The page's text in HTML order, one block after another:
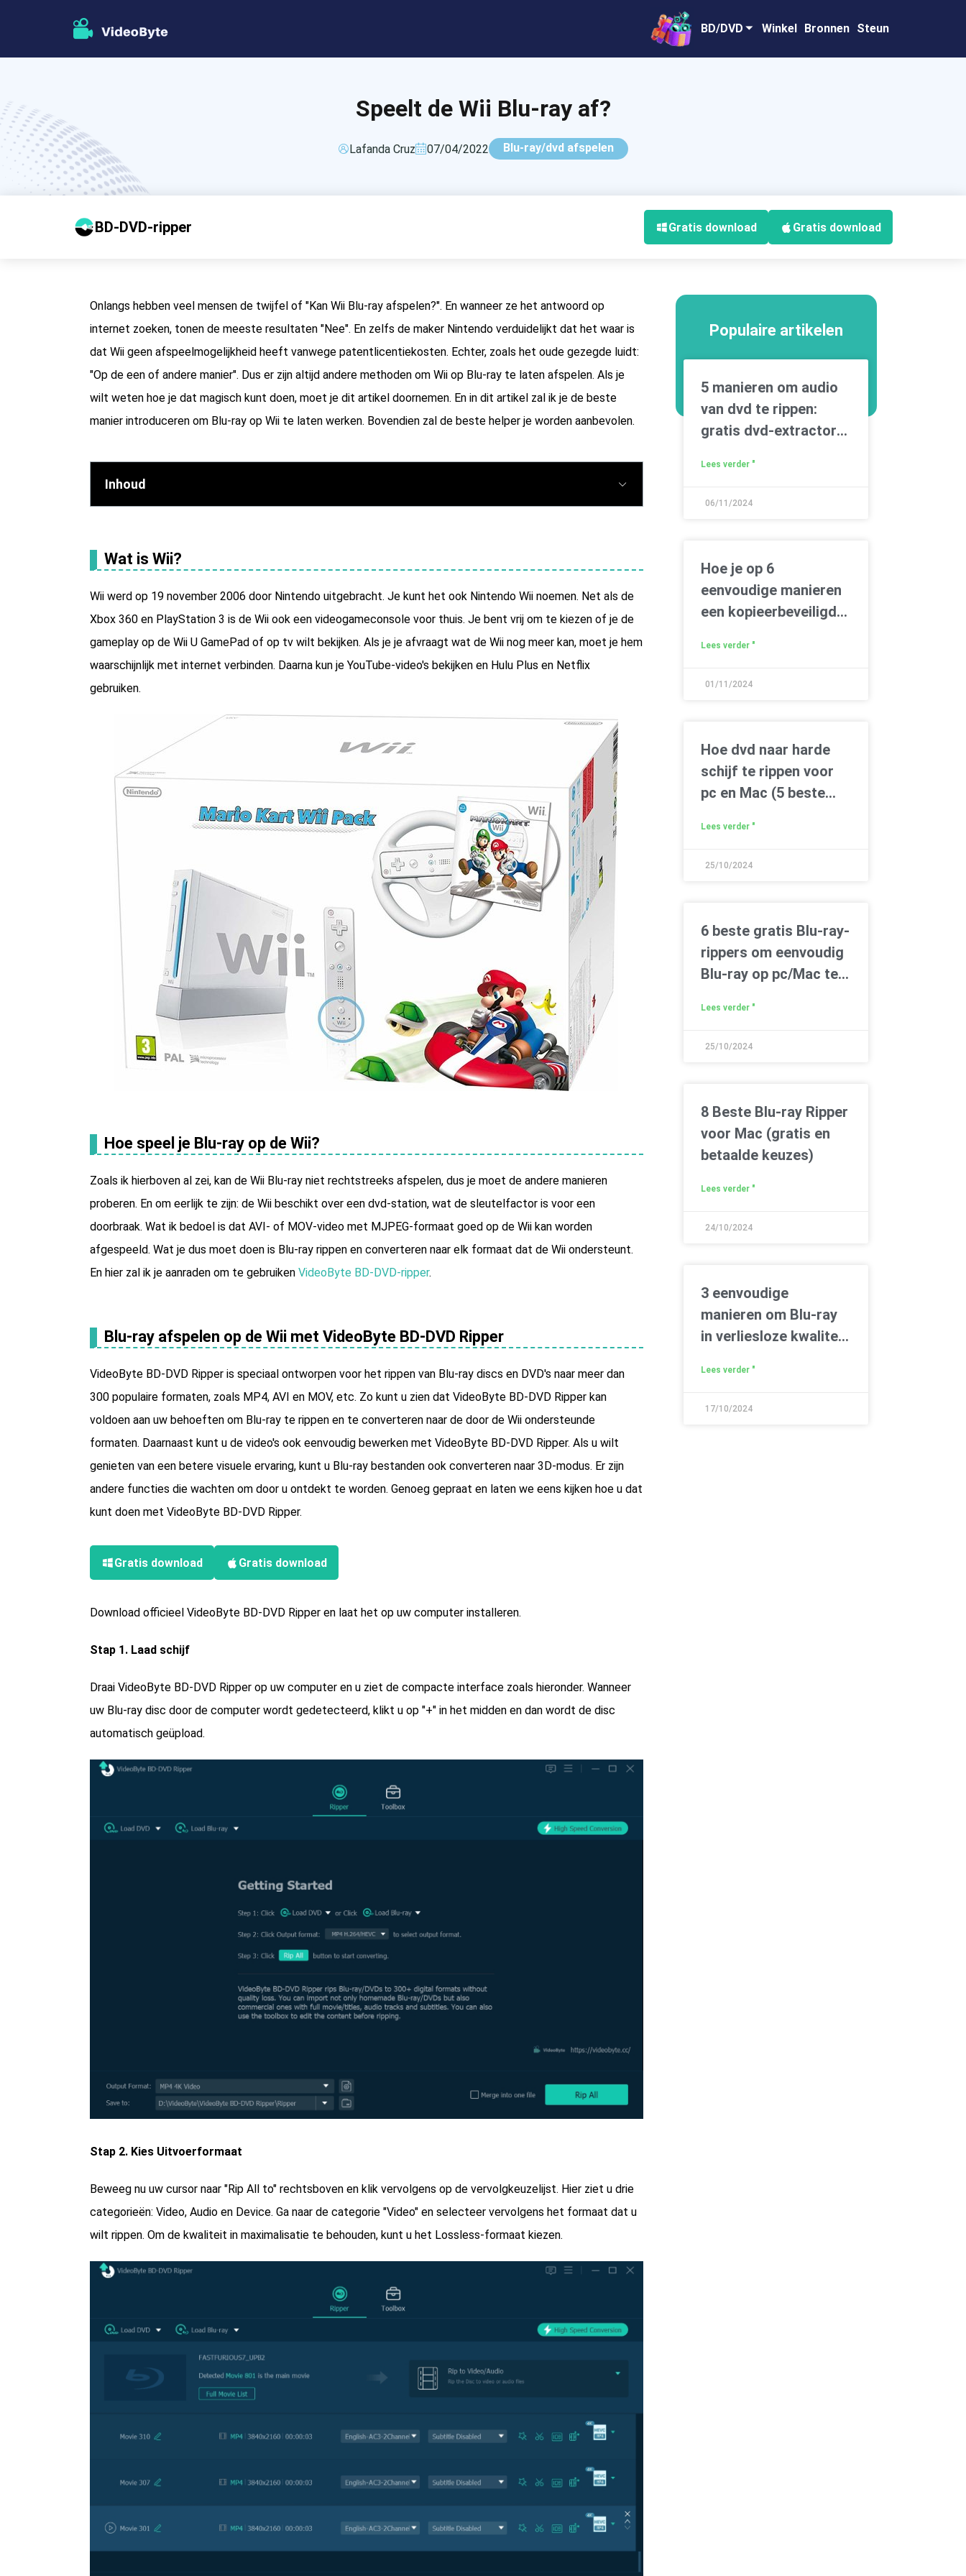
BD/DVD Winkel Bronnen Steun
Speelt de Wii Blu-ray af?
Lafanda Cruz 07/04/2022 Blu-ray/dvd afspelen
BD-DVD-ripper Gratis download Gratis download
Onlangs hebben veel mensen de twijfel of "Kan Wii Blu-ray afspelen?". En wanneer ze het antwoord op
internet zoeken, tonen de meeste resultaten "Nee". En zelfs de maker Nintendo verduidelijkt dat het waar is
dat Wii geen afspeelmogelijkheid heeft vanwege patentlicentiekosten. Echter, zoals het oude gezegde luidt:
"Op de een of andere manier". Dus er zijn altijd andere methoden om Wii op Blu-ray te laten afspelen. Als je
wilt weten hoe je dat magisch kunt doen, moet je dit artikel doornemen. En in dit artikel zal ik je de beste
manier introduceren om Blu-ray op Wii te laten werken. Bovendien zal de beste helper je worden aanbevolen.
Inhoud
Wat is Wii?
Wii werd op 19 november 2006 door Nintendo uitgebracht. Je kunt het ook Nintendo Wii noemen. Net als de
Xbox 360 en PlayStation 3 is de Wii ook een videogameconsole voor thuis. Je bent vrij om te kiezen of je de
gameplay op de Wii U GamePad of op tv wilt bekijken. Als je je afvraagt wat de Wii nog meer kan, moet je hem
waarschijnlijk met internet verbinden. Daarna kun je YouTube-video's bekijken en Hulu Plus en Netflix
gebruiken.
Hoe speel je Blu-ray op de Wii?
Zoals ik hierboven al zei, kan de Wii Blu-ray niet rechtstreeks afspelen, dus je moet de andere manieren
proberen. En om eerlijk te zijn: de Wii beschikt over een dvd-station, wat de sleutelfactor is voor een
doorbraak. Wat ik bedoel is dat AVI- of MOV-video met MJPEG-formaat goed op de Wii kan worden
afgespeeld. Wat je dus moet doen is Blu-ray rippen en converteren naar elk formaat dat de Wii ondersteunt.
En hier zal ik je aanraden om te gebruiken VideoByte BD-DVD-ripper.
Blu-ray afspelen op de Wii met VideoByte BD-DVD Ripper
VideoByte BD-DVD Ripper is speciaal ontworpen voor het rippen van Blu-ray discs en DVD's naar meer dan
300 populaire formaten, zoals MP4, AVI en MOV, etc. Zo kunt u zien dat VideoByte BD-DVD Ripper kan
voldoen aan uw behoeften om Blu-ray te rippen en te converteren naar de door de Wii ondersteunde
formaten. Daarnaast kunt u de video's ook eenvoudig bewerken met VideoByte BD-DVD Ripper. Als u wilt
genieten van een betere visuele ervaring, kunt u Blu-ray bestanden ook converteren naar 3D-modus. Er zijn
andere functies die wachten om door u ontdekt te worden. Genoeg gepraat en laten we eens kijken hoe u dat
kunt doen met VideoByte BD-DVD Ripper.
Gratis download Gratis download
Download officieel VideoByte BD-DVD Ripper en laat het op uw computer installeren.
Stap 1. Laad schijf
Draai VideoByte BD-DVD Ripper op uw computer en u ziet de compacte interface zoals hieronder. Wanneer
uw Blu-ray disc door de computer wordt gedetecteerd, klikt u op "+" in het midden en dan wordt de disc
automatisch geüpload.
Stap 2. Kies Uitvoerformaat
Beweeg nu uw cursor naar "Rip All to" rechtsboven en klik vervolgens op de vervolgkeuzelijst. Hier ziet u drie
categorieën: Video, Audio en Device. Ga naar de categorie "Video" en selecteer vervolgens het formaat dat u
wilt rippen. Om de kwaliteit in maximalisatie te behouden, kunt u het Lossless-formaat kiezen.
Populaire artikelen
5 manieren om audio
van dvd te rippen:
gratis dvd-extractors
Lees verder "
06/11/2024
Hoe je op 6
eenvoudige manieren
een kopieerbeveiligde
Lees verder "
01/11/2024
Hoe dvd naar harde
schijf te rippen voor
pc en Mac (5 beste
Lees verder "
25/10/2024
6 beste gratis Blu-ray-
rippers om eenvoudig
Blu-ray op pc/Mac te
Lees verder "
25/10/2024
8 Beste Blu-ray Ripper
voor Mac (gratis en
betaalde keuzes)
Lees verder "
24/10/2024
3 eenvoudige
manieren om Blu-ray
in verliesloze kwaliteit
Lees verder "
17/10/2024